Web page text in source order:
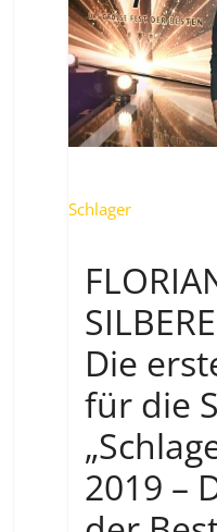
Schlager
Die
für die
2019 –